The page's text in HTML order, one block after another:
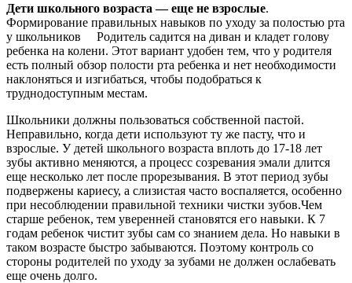
Дети школьного возраста — еще не взрослые.
Формирование правильных навыков по уходу за полостью рта
у школьников
Родитель садится на диван и кладет голову
ребенка на колени. Этот вариант удобен тем, что у родителя
есть полный обзор полости рта ребенка и нет необходимости
наклоняться и изгибаться, чтобы подобраться к
труднодоступным местам.
Школьники должны пользоваться собственной пастой.
Неправильно, когда дети используют ту же пасту, что и
взрослые. У детей школьного возраста вплоть до 17-18 лет
зубы активно меняются, а процесс созревания эмали длится
еще несколько лет после прорезывания. В этот период зубы
подвержены кариесу, а слизистая часто воспаляется, особенно
при несоблюдении правильной техники чистки зубов.Чем
старше ребенок, тем уверенней становятся его навыки. К 7
годам ребенок чистит зубы сам со знанием дела. Но навыки в
таком возрасте быстро забываются. Поэтому контроль со
стороны родителей по уходу за зубами не должен ослабевать
еще очень долго.